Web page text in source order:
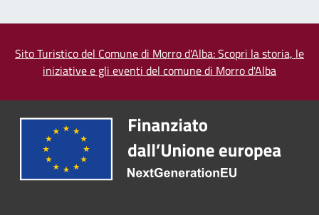
Sito Turistico del Comune di Morro d'Alba: Scopri la storia, le
iniziative e gli eventi del comune di Morro d'Alba